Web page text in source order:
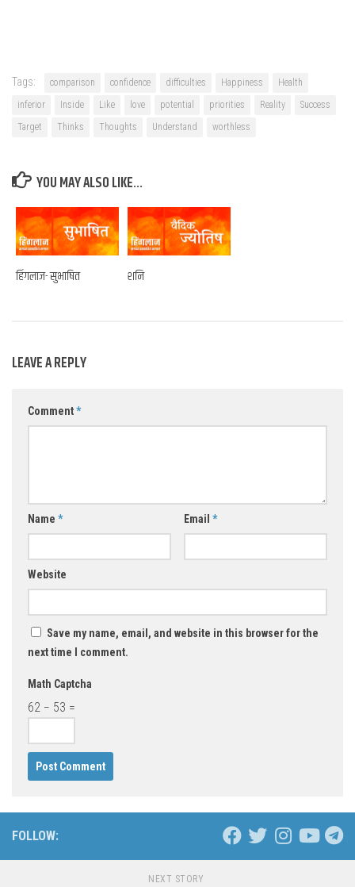
Tags: comparison confidence difficulties Happiness
Health
inferior
Inside Like love potential priorities Reality
Success
Target
Thinks Thoughts Understand worthless
YOU MAY ALSO LIKE...
हिंगलाज- सुभाषित शनि
LEAVE A REPLY
Comment*
Name * Email *
Website
Save my name, email, and website in this browser for the
next time I comment.
Math Captcha
62 − 53 =
FOLLOW:
NEXT STORY